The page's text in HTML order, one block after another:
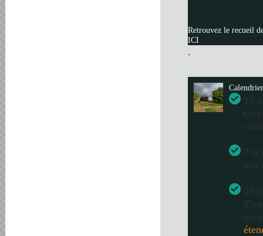
Retrouvez le recueil
ICI
.
Calendrier
10
7
20